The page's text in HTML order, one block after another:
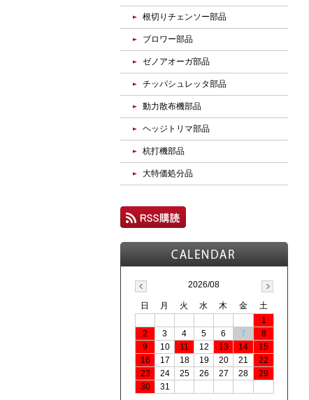
根切りチェンソー部品
ブロワー部品
ゼノアオーガ部品
チッパシュレッタ部品
動力散布機部品
ヘッジトリマ部品
杭打機部品
大特価処分品
2026/08
日 月 火 水 木 金
土
1
2
3 4 5 6 7
8
9
10 11 12 13 14
15
16
17 18 19 20 21
22
23
24 25 26 27 28
29
30
31